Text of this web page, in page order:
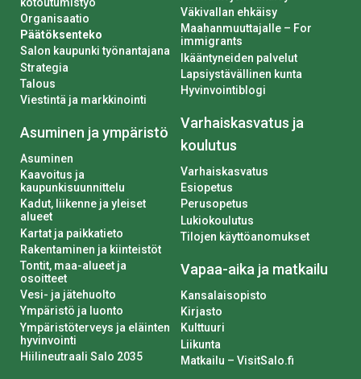
Organisaatio
Päätöksenteko
Salon kaupunki työnantajana
Strategia
Talous
Viestintä ja markkinointi
Asuminen ja ympäristö
Asuminen
Kaavoitus ja
kaupunkisuunnittelu
Kadut, liikenne ja yleiset
alueet
Kartat ja paikkatieto
Rakentaminen ja kiinteistöt
Tontit, maa-alueet ja
osoitteet
Vesi- ja jätehuolto
Ympäristö ja luonto
Ympäristöterveys ja eläinten
hyvinvointi
Hiilineutraali Salo 2035
Väkivallan ehkäisy
Maahanmuuttajalle – For
immigrants
Ikääntyneiden palvelut
Lapsiystävällinen kunta
Hyvinvointiblogi
Varhaiskasvatus ja
koulutus
Varhaiskasvatus
Esiopetus
Perusopetus
Lukiokoulutus
Tilojen käyttöanomukset
Vapaa-aika ja matkailu
Kansalaisopisto
Kirjasto
Kulttuuri
Liikunta
Matkailu – VisitSalo.fi